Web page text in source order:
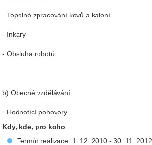
- Tepelné zpracování kovů a kalení
- Inkary
- Obsluha robotů
b) Obecné vzdělávání:
- Hodnotící pohovory
Kdy, kde, pro koho
Termín realizace: 1. 12. 2010 - 30. 11. 2012